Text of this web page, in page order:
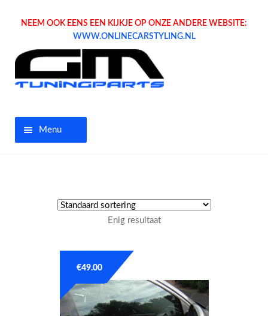
NEEM OOK EENS EEN KIJKJE OP ONZE ANDERE WEBSITE:
WWW.ONLINECARSTYLING.NL
Menu
Tuning parts
OPC Line
Enig resultaat
€49.00